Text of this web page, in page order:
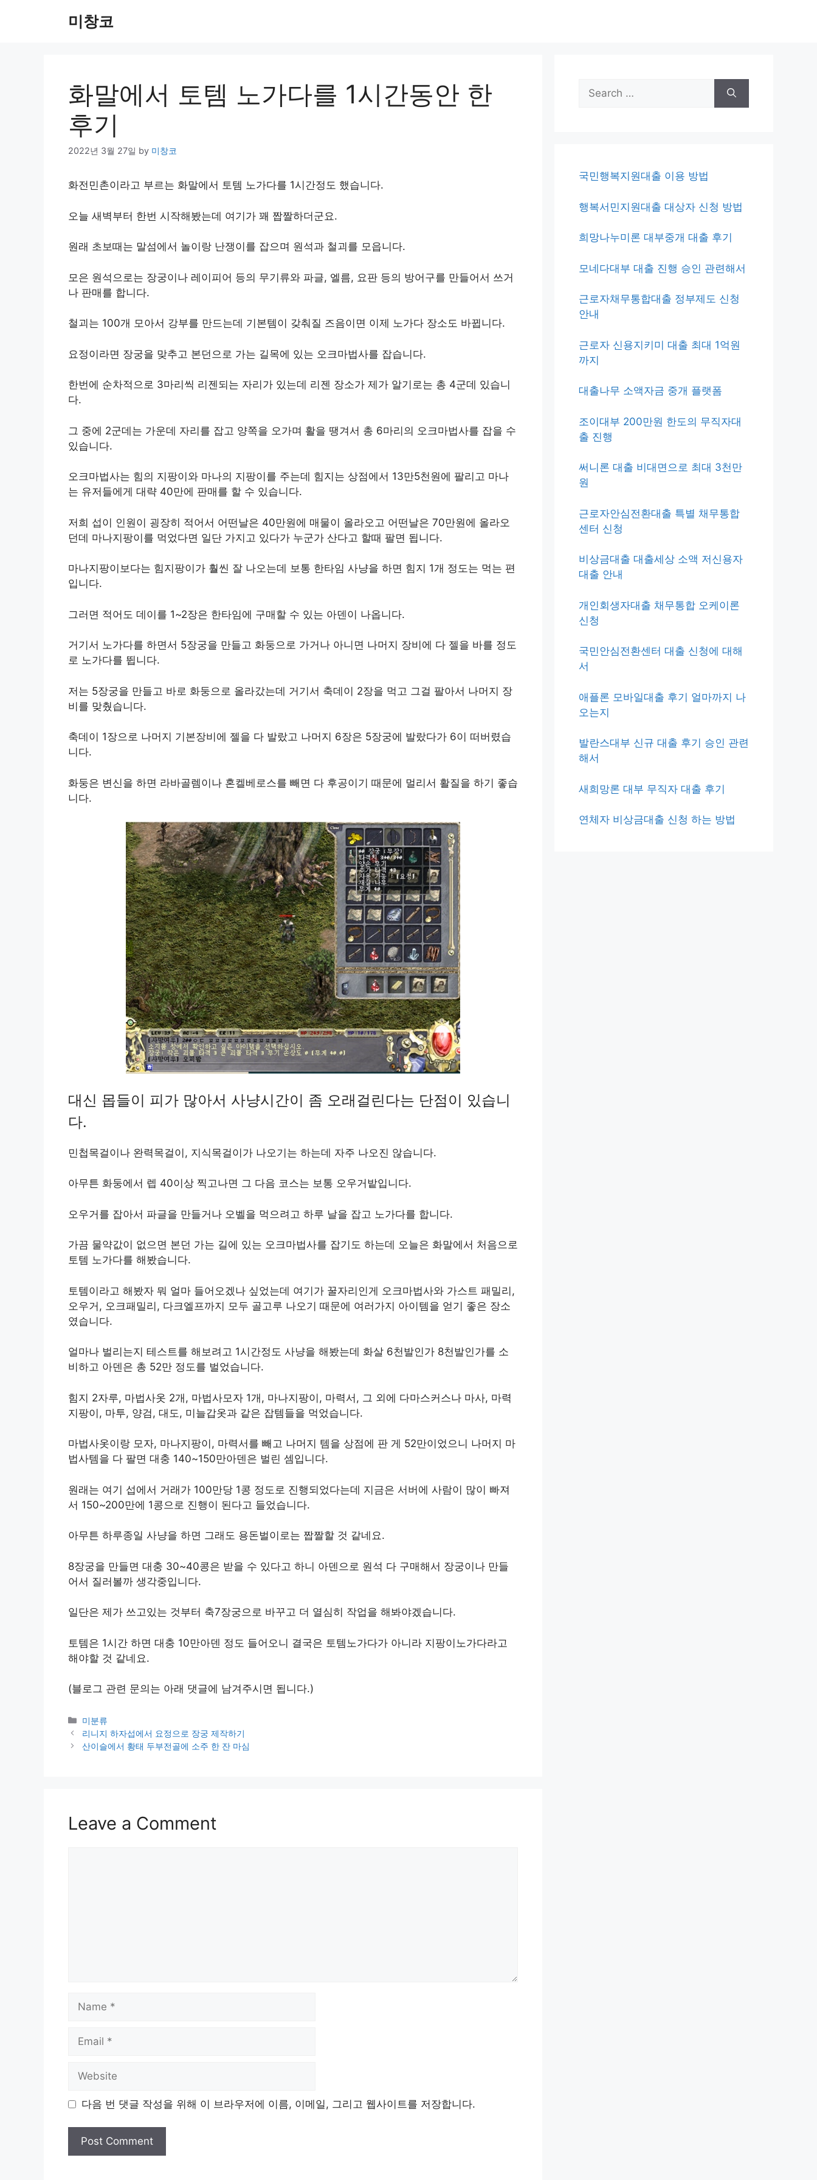
미창코
화말에서 토템 노가다를 1시간동안 한
후기
2022년 3월 27일 by 미창코
화전민촌이라고 부르는 화말에서 토템 노가다를 1시간정도 했습니다.
오늘 새벽부터 한번 시작해봤는데 여기가 꽤 짭짤하더군요.
원래 초보때는 말섬에서 놀이랑 난쟁이를 잡으며 원석과 철괴를 모읍니다.
모은 원석으로는 장궁이나 레이피어 등의 무기류와 파글, 엘름, 요판 등의 방어구를 만들어서 쓰거
나 판매를 합니다.
철괴는 100개 모아서 강부를 만드는데 기본템이 갖춰질 즈음이면 이제 노가다 장소도 바뀝니다.
요정이라면 장궁을 맞추고 본던으로 가는 길목에 있는 오크마법사를 잡습니다.
한번에 순차적으로 3마리씩 리젠되는 자리가 있는데 리젠 장소가 제가 알기로는 총 4군데 있습니
다.
그 중에 2군데는 가운데 자리를 잡고 양쪽을 오가며 활을 땡겨서 총 6마리의 오크마법사를 잡을 수
있습니다.
오크마법사는 힘의 지팡이와 마나의 지팡이를 주는데 힘지는 상점에서 13만5천원에 팔리고 마나
는 유저들에게 대략 40만에 판매를 할 수 있습니다.
저희 섭이 인원이 굉장히 적어서 어떤날은 40만원에 매물이 올라오고 어떤날은 70만원에 올라오
던데 마나지팡이를 먹었다면 일단 가지고 있다가 누군가 산다고 할때 팔면 됩니다.
마나지팡이보다는 힘지팡이가 훨씬 잘 나오는데 보통 한타임 사냥을 하면 힘지 1개 정도는 먹는 편
입니다.
그러면 적어도 데이를 1~2장은 한타임에 구매할 수 있는 아덴이 나옵니다.
거기서 노가다를 하면서 5장궁을 만들고 화둥으로 가거나 아니면 나머지 장비에 다 젤을 바를 정도
로 노가다를 뜁니다.
저는 5장궁을 만들고 바로 화둥으로 올라갔는데 거기서 축데이 2장을 먹고 그걸 팔아서 나머지 장
비를 맞췄습니다.
축데이 1장으로 나머지 기본장비에 젤을 다 발랐고 나머지 6장은 5장궁에 발랐다가 6이 떠버렸습
니다.
화둥은 변신을 하면 라바골렘이나 혼켈베로스를 빼면 다 후공이기 때문에 멀리서 활질을 하기 좋습
니다.
대신 몹들이 피가 많아서 사냥시간이 좀 오래걸린다는 단점이 있습니
다.
민첩목걸이나 완력목걸이, 지식목걸이가 나오기는 하는데 자주 나오진 않습니다.
아무튼 화둥에서 렙 40이상 찍고나면 그 다음 코스는 보통 오우거밭입니다.
오우거를 잡아서 파글을 만들거나 오벨을 먹으려고 하루 날을 잡고 노가다를 합니다.
가끔 물약값이 없으면 본던 가는 길에 있는 오크마법사를 잡기도 하는데 오늘은 화말에서 처음으로
토템 노가다를 해봤습니다.
토템이라고 해봤자 뭐 얼마 들어오겠나 싶었는데 여기가 꿀자리인게 오크마법사와 가스트 패밀리,
오우거, 오크패밀리, 다크엘프까지 모두 골고루 나오기 때문에 여러가지 아이템을 얻기 좋은 장소
였습니다.
얼마나 벌리는지 테스트를 해보려고 1시간정도 사냥을 해봤는데 화살 6천발인가 8천발인가를 소
비하고 아덴은 총 52만 정도를 벌었습니다.
힘지 2자루, 마법사옷 2개, 마법사모자 1개, 마나지팡이, 마력서, 그 외에 다마스커스나 마사, 마력
지팡이, 마투, 양검, 대도, 미늘갑옷과 같은 잡템들을 먹었습니다.
마법사옷이랑 모자, 마나지팡이, 마력서를 빼고 나머지 템을 상점에 판 게 52만이었으니 나머지 마
법사템을 다 팔면 대충 140~150만아덴은 벌린 셈입니다.
원래는 여기 섭에서 거래가 100만당 1콩 정도로 진행되었다는데 지금은 서버에 사람이 많이 빠져
서 150~200만에 1콩으로 진행이 된다고 들었습니다.
아무튼 하루종일 사냥을 하면 그래도 용돈벌이로는 짭짤할 것 같네요.
8장궁을 만들면 대충 30~40콩은 받을 수 있다고 하니 아덴으로 원석 다 구매해서 장궁이나 만들
어서 질러볼까 생각중입니다.
일단은 제가 쓰고있는 것부터 축7장궁으로 바꾸고 더 열심히 작업을 해봐야겠습니다.
토템은 1시간 하면 대충 10만아덴 정도 들어오니 결국은 토템노가다가 아니라 지팡이노가다라고
해야할 것 같네요.
(블로그 관련 문의는 아래 댓글에 남겨주시면 됩니다.)
Categories
미분류
리니지 하자섭에서 요정으로 장궁 제작하기
산이슬에서 황태 두부전골에 소주 한 잔 마심
Leave a Comment
다음 번 댓글 작성을 위해 이 브라우저에 이름, 이메일, 그리고 웹사이트를 저장합니다.
Search
for:
국민행복지원대출 이용 방법
행복서민지원대출 대상자 신청 방법
희망나누미론 대부중개 대출 후기
모네다대부 대출 진행 승인 관련해서
근로자채무통합대출 정부제도 신청
안내
근로자 신용지키미 대출 최대 1억원
까지
대출나무 소액자금 중개 플랫폼
조이대부 200만원 한도의 무직자대
출 진행
써니론 대출 비대면으로 최대 3천만
원
근로자안심전환대출 특별 채무통합
센터 신청
비상금대출 대출세상 소액 저신용자
대출 안내
개인회생자대출 채무통합 오케이론
신청
국민안심전환센터 대출 신청에 대해
서
애플론 모바일대출 후기 얼마까지 나
오는지
발란스대부 신규 대출 후기 승인 관련
해서
새희망론 대부 무직자 대출 후기
연체자 비상금대출 신청 하는 방법